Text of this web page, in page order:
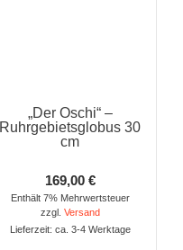
„Der Oschi“ –
Ruhrgebietsglobus 30
cm
169,00 €
Enthält 7% Mehrwertsteuer
zzgl. Versand
Lieferzeit: ca. 3-4 Werktage